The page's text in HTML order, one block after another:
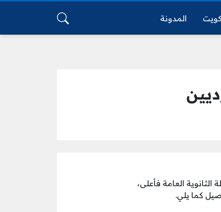
المدونة
العامة فأعلى،
كما يلي.